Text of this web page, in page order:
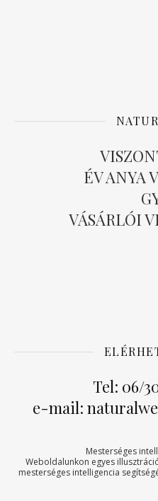
ÉV ANYA
VÁSÁRLÓI
Tel: 06/
e-mail:
Mesterséges
Weboldalunkon egyes
mesterséges intelligencia